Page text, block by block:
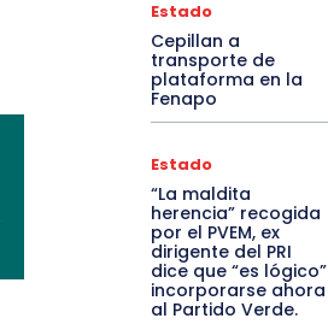
Estado
Cepillan a
transporte de
plataforma en la
Fenapo
Estado
“La maldita
herencia” recogida
por el PVEM, ex
dirigente del PRI
dice que “es lógico”
incorporarse ahora
al Partido Verde.